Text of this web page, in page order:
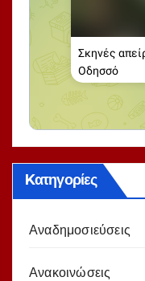
Kατηγορίες
Αναδημοσιεύσεις
Ανακοινώσεις